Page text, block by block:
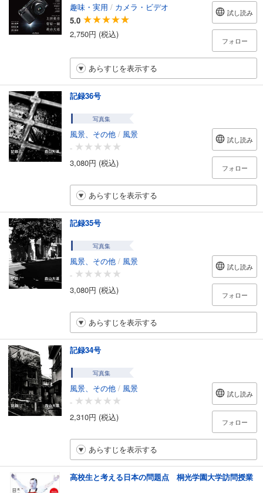
趣味・実用 / カメラ・ビデオ
5.0
2,750円 (税込)
試し読み
フォロー
あらすじを表示する
記録36号
写真集
風景、その他 / 風景
-
3,080円 (税込)
試し読み
フォロー
あらすじを表示する
記録35号
写真集
風景、その他 / 風景
-
3,080円 (税込)
試し読み
フォロー
あらすじを表示する
記録34号
写真集
風景、その他 / 風景
-
2,310円 (税込)
試し読み
フォロー
あらすじを表示する
高校生と考える日本の問題点 桐光学園大学訪問授業